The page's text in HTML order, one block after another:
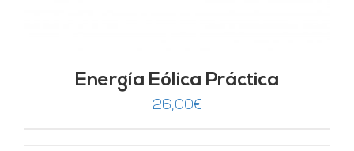
Energía Eólica Práctica
26,00€